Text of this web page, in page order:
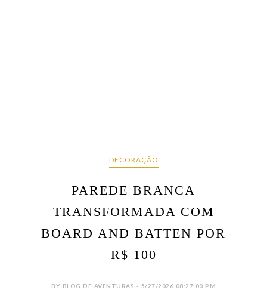
DECORAÇÃO
PAREDE BRANCA
TRANSFORMADA COM
BOARD AND BATTEN POR
R$ 100
BY BLOG DE AVENTURAS - 5/27/2026 08:27:00 PM